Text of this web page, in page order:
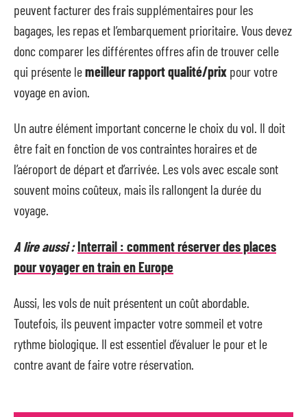
peuvent facturer des frais supplémentaires pour les
bagages, les repas et l’embarquement prioritaire. Vous devez
donc comparer les différentes offres afin de trouver celle
qui présente lemeilleur rapport qualité/prix pour votre
voyage en avion.
Un autre élément important concerne le choix du vol. Il doit
être fait en fonction de vos contraintes horaires et de
l’aéroport de départ et d’arrivée. Les vols avec escale sont
souvent moins coûteux, mais ils rallongent la durée du
voyage.
A lire aussi :Interrail : comment réserver des places
pour voyager en train en Europe
Aussi, les vols de nuit présentent un coût abordable.
Toutefois, ils peuvent impacter votre sommeil et votre
rythme biologique. Il est essentiel d’évaluer le pour et le
contre avant de faire votre réservation.